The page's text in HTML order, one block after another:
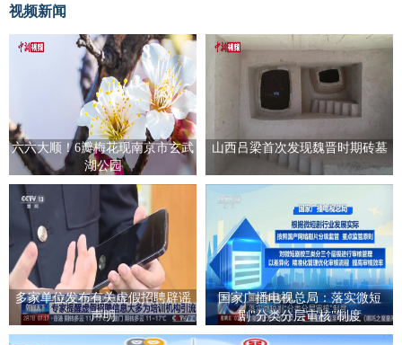
视频新闻
六六大顺！6瓣梅花现南京市玄武
湖公园
山西吕梁首次发现魏晋时期砖墓
多家单位发布有关虚假招聘辟谣
声明
国家广播电视总局：落实微短
剧"分类分层审核"制度